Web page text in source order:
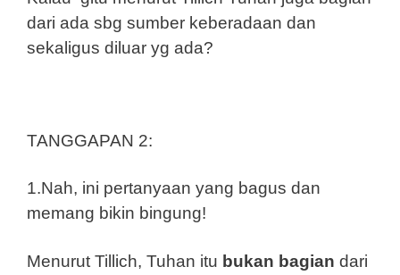
dari ada sbg sumber keberadaan dan
sekaligus diluar yg ada?
TANGGAPAN 2:
1.Nah, ini pertanyaan yang bagus dan
memang bikin bingung!
Menurut Tillich, Tuhan itu bukan bagian dari